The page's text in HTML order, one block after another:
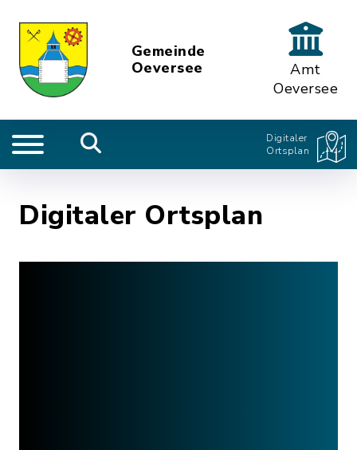
Gemeinde
Oeversee
Amt
Oeversee
Digitaler
Ortsplan
Digitaler Ortsplan